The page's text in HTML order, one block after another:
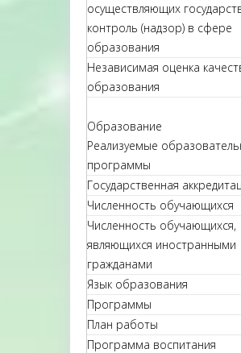
осуществляющих
контроль (надзор) в сфере
образования
Независимая оценка
образования
Образование
Реализуемые
программы
Государственная
Численность обучающихся
Численность обучающихся,
являющихся иностранными
гражданами
Язык образования
Программы
План работы
Программа воспитания